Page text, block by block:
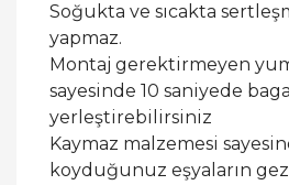
Soğukta ve sıcakta
yapmaz.
Montaj gerektirmeyen
sayesinde 10 saniyede
yerleştirebilirsiniz
Kaymaz malzemesi
koyduğunuz eşyaların